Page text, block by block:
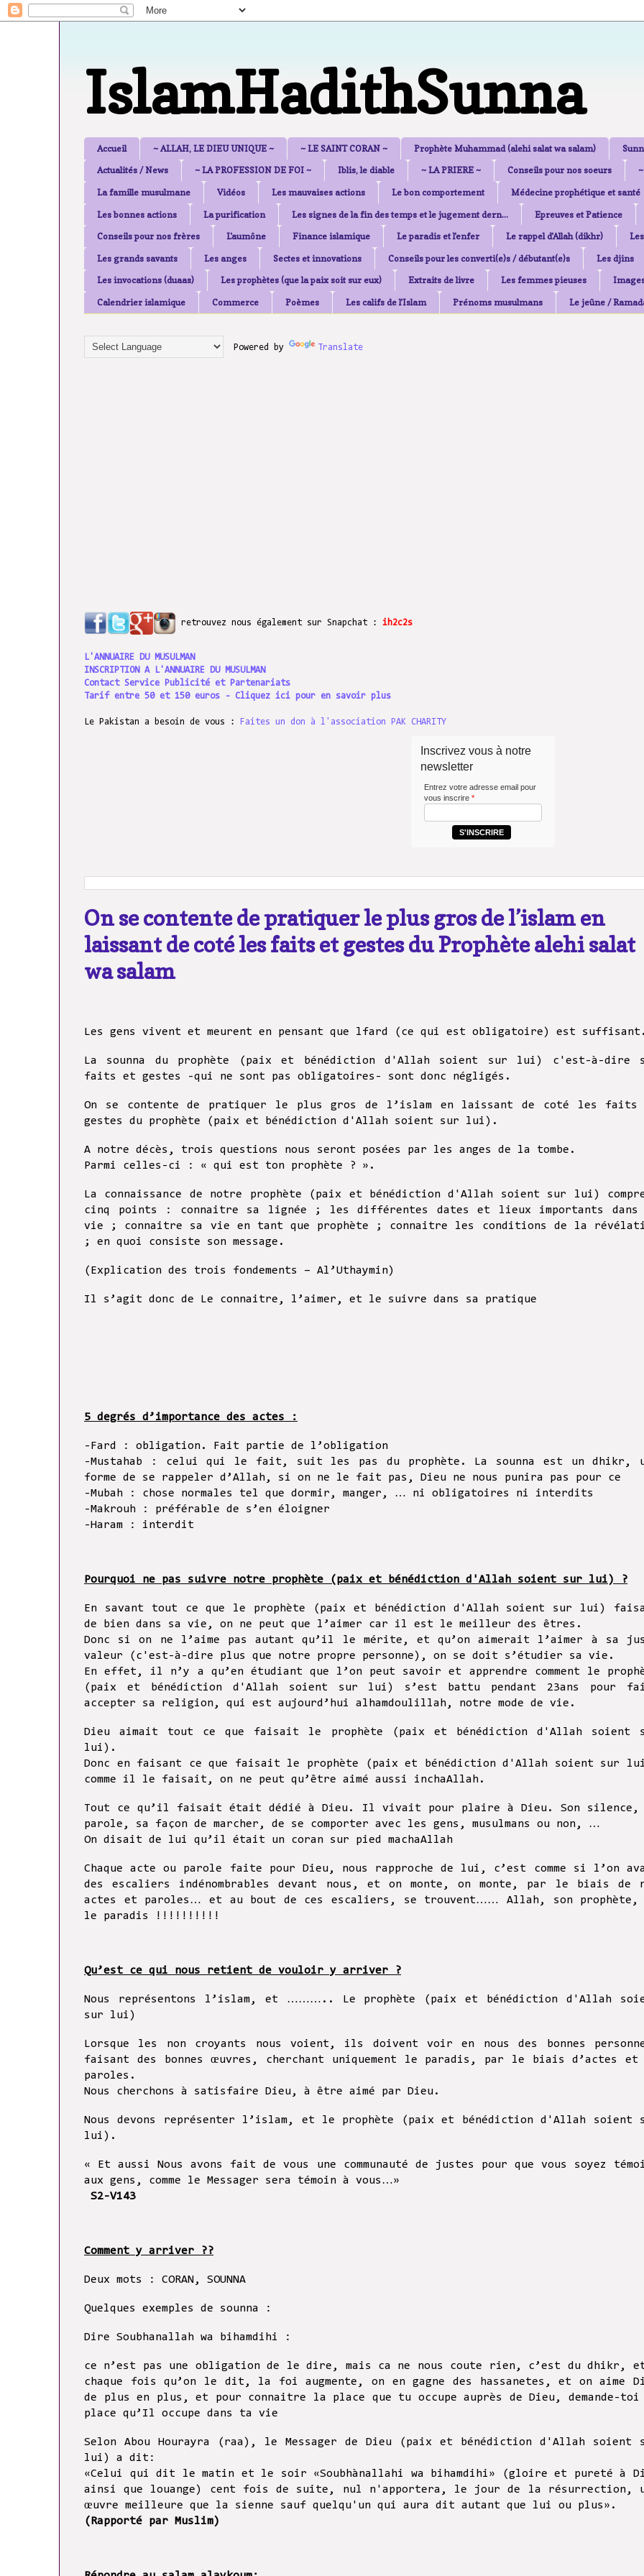
IslamHadithSunna
Accueil ~ ALLAH, LE DIEU UNIQUE ~ ~ LE SAINT CORAN ~ Prophète Muhammad (alehi salat wa salam)
Actualités / News ~ LA PROFESSION DE FOI ~ Iblis, le diable ~ LA PRIERE ~ Conseils pour nos soeurs
La famille musulmane Vidéos Les mauvaises actions Le bon comportement Médecine prophétique et santé
Les bonnes actions La purification Les signes de la fin des temps et le jugement dern... Epreuves et Patience
Conseils pour nos frères L'aumône Finance islamique Le paradis et l'enfer Le rappel d'Allah (dikhr)
Les grands savants Les anges Sectes et innovations Conseils pour les converti(e)s / débutant(e)s Les djins
Les invocations (duaas) Les prophètes (que la paix soit sur eux) Extraits de livre Les femmes pieuses
Calendrier islamique Commerce Poèmes Les califs de l'Islam Prénoms musulmans Le jeûne /
Powered by Translate
retrouvez nous également sur Snapchat : ih2c2s
L'ANNUAIRE DU MUSULMAN
INSCRIPTION A L'ANNUAIRE DU MUSULMAN
Contact Service Publicité et Partenariats
Tarif entre 50 et 150 euros - Cliquez ici pour en savoir plus
Le Pakistan a besoin de vous : Faites un don à l'association PAK CHARITY
Inscrivez vous à notre
newsletter
Entrez votre adresse email pour
vous inscrire *
S'INSCRIRE
On se contente de pratiquer le plus gros de l’islam en
laissant de coté les faits et gestes du Prophète alehi salat
wa salam
Les gens vivent et meurent en pensant que lfard (ce qui est obligatoire) est
La sounna du prophète (paix et bénédiction d'Allah soient sur lui) c'est-à-dire
faits et gestes -qui ne sont pas obligatoires- sont donc négligés.
On se contente de pratiquer le plus gros de l’islam en laissant de coté les faits
gestes du prophète (paix et bénédiction d'Allah soient sur lui).
A notre décès, trois questions nous seront posées par les anges de la tombe.
Parmi celles-ci : « qui est ton prophète ? ».
La connaissance de notre prophète (paix et bénédiction d'Allah soient sur lui)
cinq points : connaitre sa lignée ; les différentes dates et lieux importants dans
vie ; connaitre sa vie en tant que prophète ; connaitre les conditions de la
; en quoi consiste son message.
(Explication des trois fondements – Al’Uthaymin)
Il s’agit donc de Le connaitre, l’aimer, et le suivre dans sa pratique
5 degrés d’importance des actes :
-Fard : obligation. Fait partie de l’obligation
-Mustahab : celui qui le fait, suit les pas du prophète. La sounna est un dhikr,
forme de se rappeler d’Allah, si on ne le fait pas, Dieu ne nous punira pas pour ce
-Mubah : chose normales tel que dormir, manger, … ni obligatoires ni interdits
-Makrouh : préférable de s’en éloigner
-Haram : interdit
Pourquoi ne pas suivre notre prophète (paix et bénédiction d'Allah soient sur lui) ?
En savant tout ce que le prophète (paix et bénédiction d'Allah soient sur lui)
de bien dans sa vie, on ne peut que l’aimer car il est le meilleur des êtres.
Donc si on ne l’aime pas autant qu’il le mérite, et qu’on aimerait l’aimer à sa
valeur (c'est-à-dire plus que notre propre personne), on se doit s’étudier sa vie.
En effet, il n’y a qu’en étudiant que l’on peut savoir et apprendre comment le
(paix et bénédiction d'Allah soient sur lui) s’est battu pendant 23ans pour
accepter sa religion, qui est aujourd’hui alhamdoulillah, notre mode de vie.
Dieu aimait tout ce que faisait le prophète (paix et bénédiction d'Allah soient
lui).
Donc en faisant ce que faisait le prophète (paix et bénédiction d'Allah soient sur
comme il le faisait, on ne peut qu’être aimé aussi inchaAllah.
Tout ce qu’il faisait était dédié à Dieu. Il vivait pour plaire à Dieu. Son silence,
parole, sa façon de marcher, de se comporter avec les gens, musulmans ou non, …
On disait de lui qu’il était un coran sur pied machaAllah
Chaque acte ou parole faite pour Dieu, nous rapproche de lui, c’est comme si l’on
des escaliers indénombrables devant nous, et on monte, on monte, par le biais de
actes et paroles… et au bout de ces escaliers, se trouvent…… Allah, son prophète,
le paradis !!!!!!!!!!
Qu’est ce qui nous retient de vouloir y arriver ?
Nous représentons l’islam, et ……….. Le prophète (paix et bénédiction d'Allah
sur lui)
Lorsque les non croyants nous voient, ils doivent voir en nous des bonnes
faisant des bonnes œuvres, cherchant uniquement le paradis, par le biais d’actes et
paroles.
Nous cherchons à satisfaire Dieu, à être aimé par Dieu.
Nous devons représenter l’islam, et le prophète (paix et bénédiction d'Allah soient
lui).
« Et aussi Nous avons fait de vous une communauté de justes pour que vous soyez
aux gens, comme le Messager sera témoin à vous…»
S2-V143
Comment y arriver ??
Deux mots : CORAN, SOUNNA
Quelques exemples de sounna :
Dire Soubhanallah wa bihamdihi :
ce n’est pas une obligation de le dire, mais ca ne nous coute rien, c’est du dhikr,
chaque fois qu’on le dit, la foi augmente, on en gagne des hassanetes, et on aime
de plus en plus, et pour connaitre la place que tu occupe auprès de Dieu, demande-
place qu’Il occupe dans ta vie
Selon Abou Hourayra (raa), le Messager de Dieu (paix et bénédiction d'Allah soient
lui) a dit:
«Celui qui dit le matin et le soir «Soubhànallahi wa bihamdihi» (gloire et pureté à
ainsi que louange) cent fois de suite, nul n'apportera, le jour de la résurrection,
œuvre meilleure que la sienne sauf quelqu'un qui aura dit autant que lui ou plus».
(Rapporté par Muslim)